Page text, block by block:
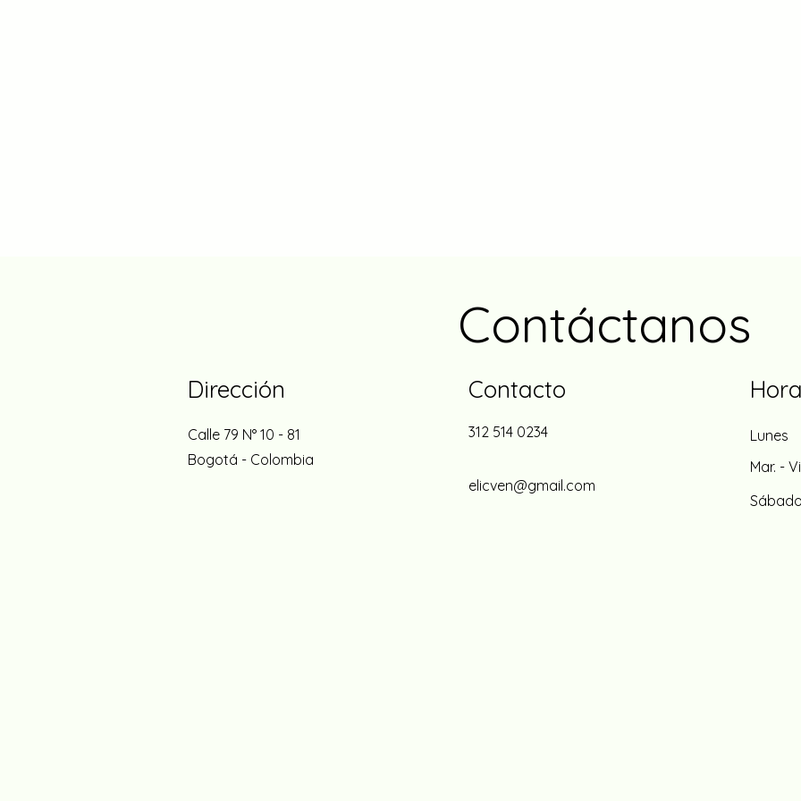
Contáctanos
Dirección
Calle 79 N° 10 - 81
Bogotá - Colombia
Contacto
312 514 0234
elicven@gmail.com
Lunes
Mar. -